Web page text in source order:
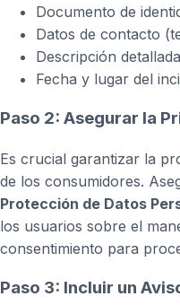
Documento de
Datos de contacto
Descripción
Fecha y lugar del
Paso 2: Asegurar la
Es crucial garantizar la
de los consumidores.
Protección de Datos
los usuarios sobre el
consentimiento para
Paso 3: Incluir un